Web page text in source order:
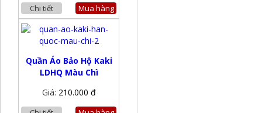
Chi tiết Mua hàng
Quần Áo Bảo Hộ Kaki
LDHQ Màu Chì
Giá: 210.000 đ